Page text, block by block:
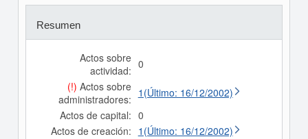
Resumen
Actos sobre
actividad: 0
(!) Actos sobre
administradores: 1(Último: 16/12/2002)
Actos de capital: 0
Actos de creación: 1(Último: 16/12/2002)